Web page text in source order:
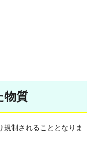
物質
制されることとなりま